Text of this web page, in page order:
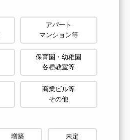
アパート
マンション等
保育園・幼稚園
各種教室等
商業ビル等
その他
増築 未定